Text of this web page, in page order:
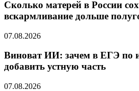
Сколько матерей в России
вскармливание дольше
07.08.2026
Виноват ИИ: зачем в ЕГЭ по
добавить устную часть
07.08.2026